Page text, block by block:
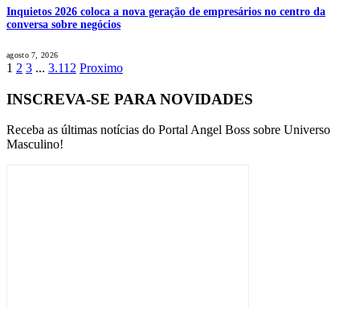
Inquietos 2026 coloca a nova geração de empresários no centro da
conversa sobre negócios
agosto 7, 2026
1 2 3 ... 3.112 Proximo
INSCREVA-SE PARA NOVIDADES
Receba as últimas notícias do Portal Angel Boss sobre Universo
Masculino!